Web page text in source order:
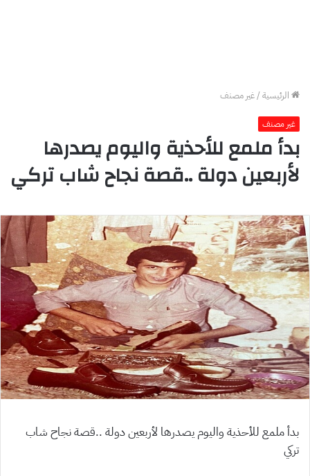
الرئيسية/غير مصنف
غير مصنف
بدأ ملمع للأحذية واليوم يصدرها
لأربعين دولة ..قصة نجاح شاب تركي
بدأ ملمع للأحذية واليوم يصدرها لأربعين دولة ..قصة نجاح شاب
تركي